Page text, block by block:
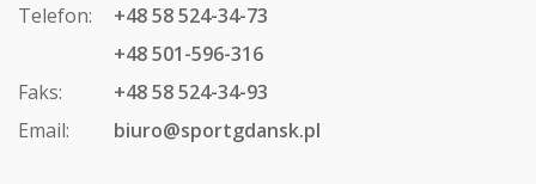
Telefon:
+48 58 524-34-73
+48 501-596-316
Faks:
+48 58 524-34-93
Email:
biuro@sportgdansk.pl